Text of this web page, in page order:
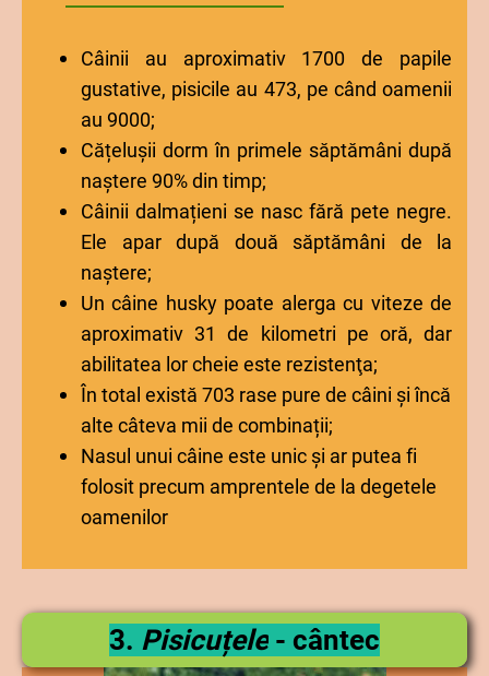
atarna o cută de piele numita
vascularizat.
Câinii au aproximativ 1700 de papile
gustative, pisicile au 473, pe când oamenii
au 9000;
Cățelușii dorm în primele săptămâni după
naștere 90% din timp;
Câinii dalmațieni se nasc fără pete negre.
Ele apar după două săptămâni de la
naștere;
Un câine husky poate alerga cu viteze de
aproximativ 31 de kilometri pe oră, dar
abilitatea lor cheie este rezistenţa;
În total există 703 rase pure de câini și încă
alte câteva mii de combinații;
Nasul unui câine este unic și ar putea fi
folosit precum amprentele de la degetele
oamenilor
3. Pisicuțele - cântec